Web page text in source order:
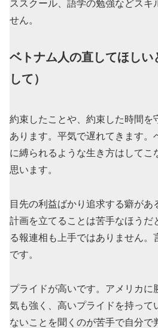
ススクール、語学の勉強などスキ
せん。
ベトナム人の直してほしい
して）
約束したことや、約束した時間を
あります。平気で遅れてきます。
に縛られるような生き方はしてこ
思います。
目先の利益ばかり追求する癖があ
計画を立てることは苦手なほうだ
る報連相も上手ではありません。
です。
プライドが高いです。アメリカに
気も強く、高いプライドを持って
ないことを聞くのが苦手で自分で